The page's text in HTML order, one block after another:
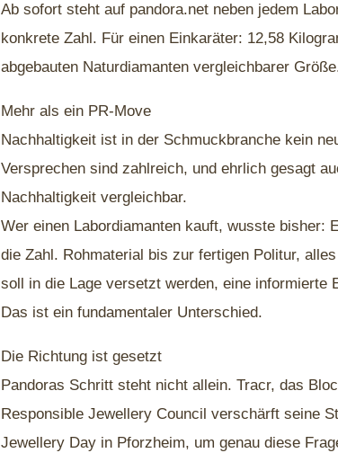
Ab sofort steht auf pandora.net neben jedem
konkrete Zahl. Für einen Einkaräter: 12,58
abgebauten Naturdiamanten vergleichbarer
Mehr als ein PR-Move
Nachhaltigkeit ist in der Schmuckbranche kein
Versprechen sind zahlreich, und ehrlich gesagt
Nachhaltigkeit vergleichbar.
Wer einen Labordiamanten kauft, wusste bisher:
die Zahl. Rohmaterial bis zur fertigen Politur,
soll in die Lage versetzt werden, eine
Das ist ein fundamentaler Unterschied.
Die Richtung ist gesetzt
Pandoras Schritt steht nicht allein. Tracr, das
Responsible Jewellery Council verschärft seine
Jewellery Day in Pforzheim, um genau diese